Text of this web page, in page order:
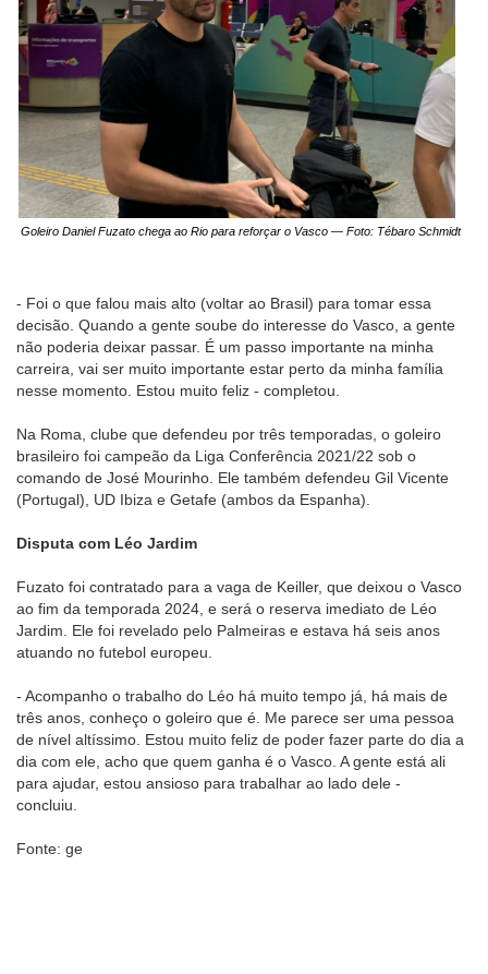
Goleiro Daniel Fuzato chega ao Rio para reforçar o Vasco — Foto: Tébaro Schmidt
- Foi o que falou mais alto (voltar ao Brasil) para tomar essa
decisão. Quando a gente soube do interesse do Vasco, a gente
não poderia deixar passar. É um passo importante na minha
carreira, vai ser muito importante estar perto da minha família
nesse momento. Estou muito feliz - completou.
Na Roma, clube que defendeu por três temporadas, o goleiro
brasileiro foi campeão da Liga Conferência 2021/22 sob o
comando de José Mourinho. Ele também defendeu Gil Vicente
(Portugal), UD Ibiza e Getafe (ambos da Espanha).
Disputa com Léo Jardim
Fuzato foi contratado para a vaga de Keiller, que deixou o Vasco
ao fim da temporada 2024, e será o reserva imediato de Léo
Jardim. Ele foi revelado pelo Palmeiras e estava há seis anos
atuando no futebol europeu.
- Acompanho o trabalho do Léo há muito tempo já, há mais de
três anos, conheço o goleiro que é. Me parece ser uma pessoa
de nível altíssimo. Estou muito feliz de poder fazer parte do dia a
dia com ele, acho que quem ganha é o Vasco. A gente está ali
para ajudar, estou ansioso para trabalhar ao lado dele -
concluiu.
Fonte: ge